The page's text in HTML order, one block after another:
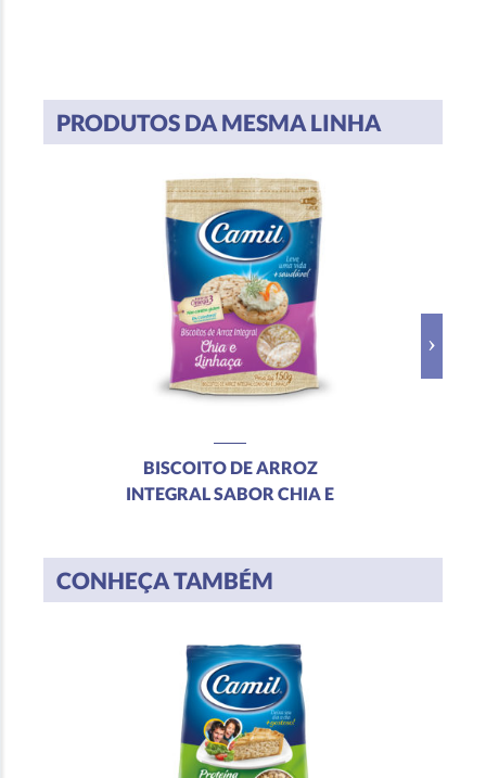
PRODUTOS DA MESMA LINHA
BISCOITO DE ARROZ
INTEGRAL SABOR CHIA E
CONHEÇA TAMBÉM